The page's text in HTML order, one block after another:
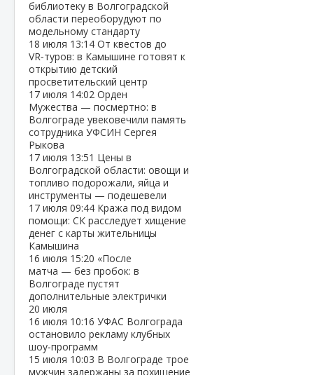
библиотеку в Волгоградской
области переоборудуют по
модельному стандарту
18 июля 13:14 От квестов до
VR‑туров: в Камышине готовят к
открытию детский
просветительский центр
17 июля 14:02 Орден
Мужества — посмертно: в
Волгограде увековечили память
сотрудника УФСИН Сергея
Рыкова
17 июля 13:51 Цены в
Волгоградской области: овощи и
топливо подорожали, яйца и
инструменты — подешевели
17 июля 09:44 Кража под видом
помощи: СК расследует хищение
денег с карты жительницы
Камышина
16 июля 15:20 «После
матча — без пробок: в
Волгограде пустят
дополнительные электрички
20 июля
16 июля 10:16 УФАС Волгограда
остановило рекламу клубных
шоу‑программ
15 июля 10:03 В Волгограде трое
мужчин задержаны за похищение